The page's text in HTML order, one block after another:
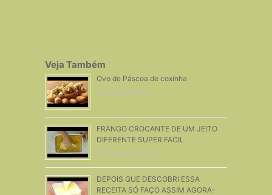
Veja Também
Ovo de Páscoa de coxinha
22 Março, 2018
FRANGO CROCANTE DE UM JEITO
DIFERENTE SUPER FACIL
27 Dezembro, 2019
DEPOIS QUE DESCOBRI ESSA
RECEITA SÓ FAÇO ASSIM AGORA-